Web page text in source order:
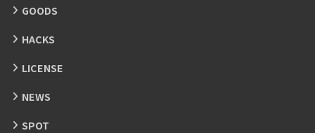
GOODS
HACKS
LICENSE
NEWS
SPOT